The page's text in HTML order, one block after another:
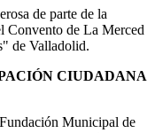
de parte de la
Convento de La Merced
de Valladolid.
CIUDADANA
Municipal de